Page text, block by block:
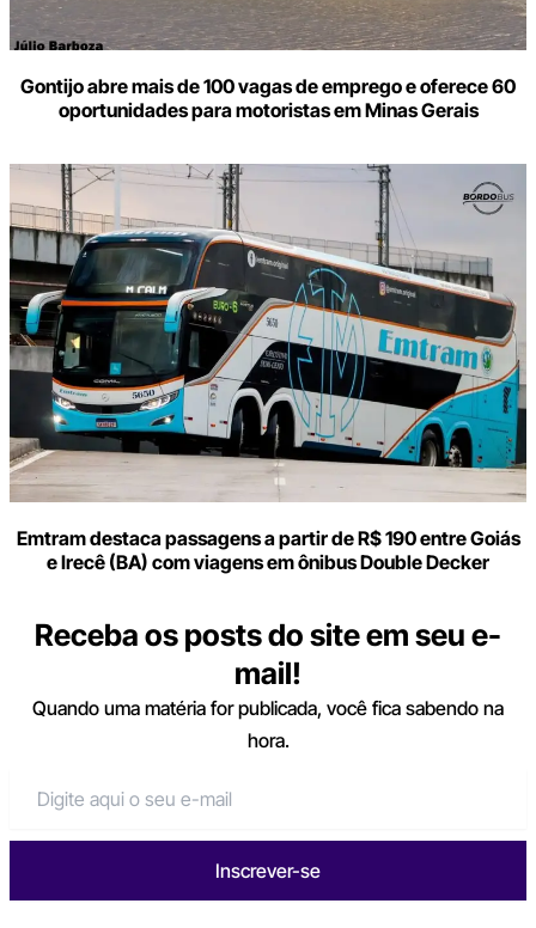
Gontijo abre mais de 100 vagas de emprego e oferece 60
oportunidades para motoristas em Minas Gerais
Emtram destaca passagens a partir de R$ 190 entre Goiás
e Irecê (BA) com viagens em ônibus Double Decker
Receba os posts do site em seu e-
mail!
Quando uma matéria for publicada, você fica sabendo na
hora.
Inscrever-se